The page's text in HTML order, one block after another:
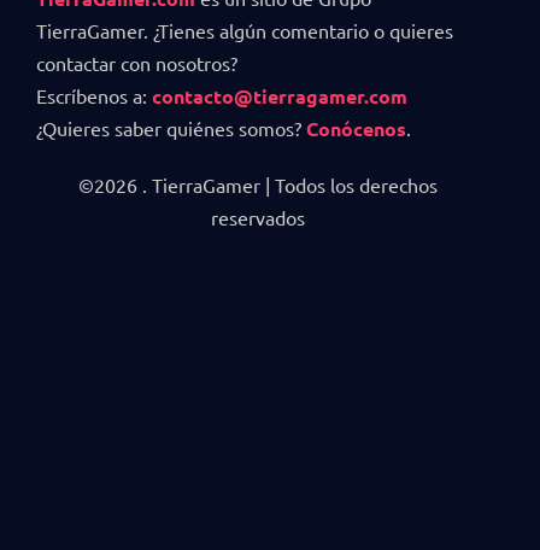
TierraGamer. ¿Tienes algún comentario o quieres
contactar con nosotros?
Escríbenos a: contacto@tierragamer.com
¿Quieres saber quiénes somos? Conócenos
©2026 . TierraGamer | Todos los derechos
reservados